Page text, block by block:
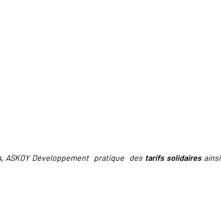
ASKOY Développement pratique des tarifs solidaires